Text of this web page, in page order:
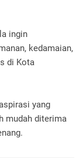
ingin
kedamaian,
di Kota
yang
mudah diterima